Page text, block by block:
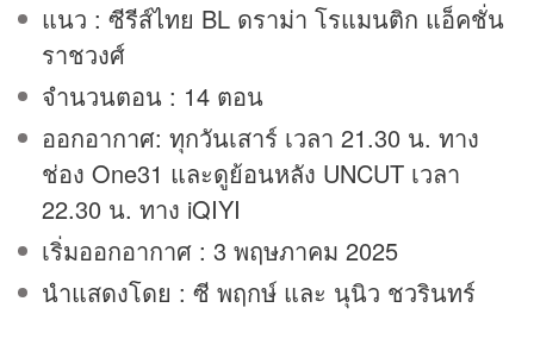
แนว : ซีรีส์ไทย BL ดราม่า โรแมนติก แอ็คชั่น
ราชวงศ์
จำนวนตอน : 14 ตอน
ออกอากาศ: ทุกวันเสาร์ เวลา 21.30 น. ทาง
ช่อง One31 และดูย้อนหลัง UNCUT เวลา
22.30 น. ทาง iQIYI
เริ่มออกอากาศ : 3 พฤษภาคม 2025
นำแสดงโดย : ซี พฤกษ์ และ นุนิว ชวรินทร์